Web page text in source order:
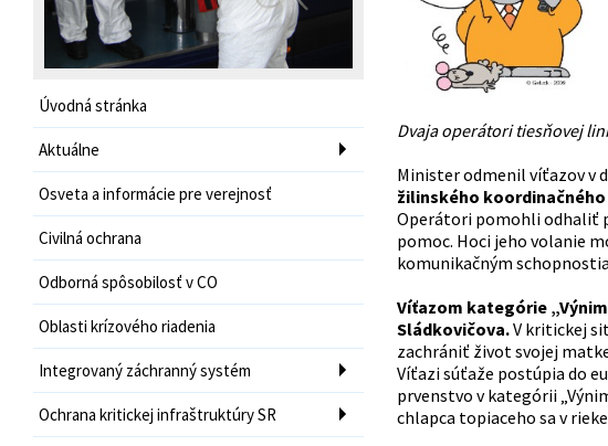
Úvodná stránka
Aktuálne
Osveta a informácie pre verejnosť
Civilná ochrana
Odborná spôsobilosť v CO
Oblasti krízového riadenia
Integrovaný záchranný systém
Ochrana kritickej infraštruktúry SR
Dvaja operátori tiesňovej
Minister odmenil víťazov v
žilinského
Operátori pomohli odhaliť
pomoc. Hoci jeho volanie
komunikačným
Víťazom kategórie
Sládkovičova.V kritickej
zachrániť život svojej
Víťazi súťaže postúpia do
prvenstvo v kategórii
chlapca topiaceho sa v